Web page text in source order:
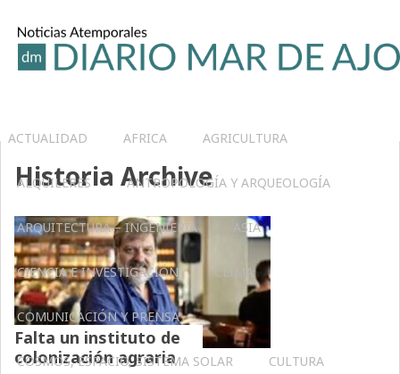
ACTUALIDAD AFRICA AGRICULTURA
ALQUILERES ANTROPOLOGÍA Y ARQUEOLOGÍA
ARQUITECTURA – INGENIERIA ASIA
CIENCIA E INVESTIGACIÓN CLIMA
COMUNICACIÓN Y PRENSA
COSMOS, ESPACIO, SISTEMA SOLAR CULTURA
Historia Archive
Falta un instituto de
colonización agraria